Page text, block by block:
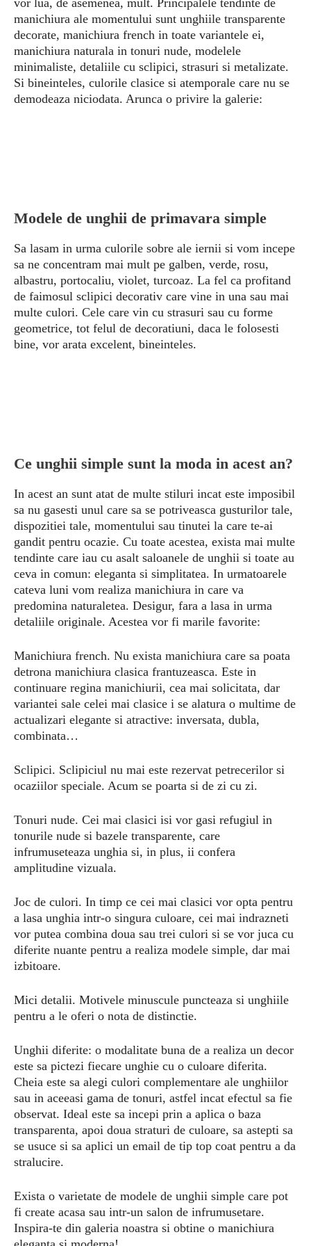
vor lua, de asemenea, mult. Principalele tendinte de
manichiura ale momentului sunt unghiile transparente
decorate, manichiura french in toate variantele ei,
manichiura naturala in tonuri nude, modelele
minimaliste, detaliile cu sclipici, strasuri si metalizate.
Si bineinteles, culorile clasice si atemporale care nu se
demodeaza niciodata. Arunca o privire la galerie:
Modele de unghii de primavara simple
Sa lasam in urma culorile sobre ale iernii si vom incepe
sa ne concentram mai mult pe galben, verde, rosu,
albastru, portocaliu, violet, turcoaz. La fel ca profitand
de faimosul sclipici decorativ care vine in una sau mai
multe culori. Cele care vin cu strasuri sau cu forme
geometrice, tot felul de decoratiuni, daca le folosesti
bine, vor arata excelent, bineinteles.
Ce unghii simple sunt la moda in acest an?
In acest an sunt atat de multe stiluri incat este imposibil
sa nu gasesti unul care sa se potriveasca gusturilor tale,
dispozitiei tale, momentului sau tinutei la care te-ai
gandit pentru ocazie. Cu toate acestea, exista mai multe
tendinte care iau cu asalt saloanele de unghii si toate au
ceva in comun: eleganta si simplitatea. In urmatoarele
cateva luni vom realiza manichiura in care va
predomina naturaletea. Desigur, fara a lasa in urma
detaliile originale. Acestea vor fi marile favorite:
Manichiura french. Nu exista manichiura care sa poata
detrona manichiura clasica frantuzeasca. Este in
continuare regina manichiurii, cea mai solicitata, dar
variantei sale celei mai clasice i se alatura o multime de
actualizari elegante si atractive: inversata, dubla,
combinata…
Sclipici. Sclipiciul nu mai este rezervat petrecerilor si
ocaziilor speciale. Acum se poarta si de zi cu zi.
Tonuri nude. Cei mai clasici isi vor gasi refugiul in
tonurile nude si bazele transparente, care
infrumuseteaza unghia si, in plus, ii confera
amplitudine vizuala.
Joc de culori. In timp ce cei mai clasici vor opta pentru
a lasa unghia intr-o singura culoare, cei mai indrazneti
vor putea combina doua sau trei culori si se vor juca cu
diferite nuante pentru a realiza modele simple, dar mai
izbitoare.
Mici detalii. Motivele minuscule puncteaza si unghiile
pentru a le oferi o nota de distinctie.
Unghii diferite: o modalitate buna de a realiza un decor
este sa pictezi fiecare unghie cu o culoare diferita.
Cheia este sa alegi culori complementare ale unghiilor
sau in aceeasi gama de tonuri, astfel incat efectul sa fie
observat. Ideal este sa incepi prin a aplica o baza
transparenta, apoi doua straturi de culoare, sa astepti sa
se usuce si sa aplici un email de tip top coat pentru a da
stralucire.
Exista o varietate de modele de unghii simple care pot
fi create acasa sau intr-un salon de infrumusetare.
Inspira-te din galeria noastra si obtine o manichiura